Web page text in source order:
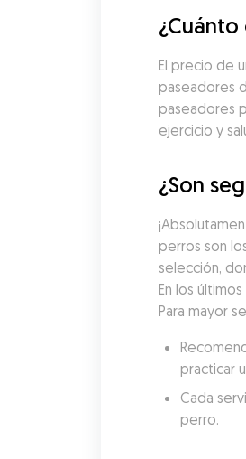
El precio de
paseadores
paseadores
ejercicio y
¿Son
perros son
selección,
En los
Para mayor
practicar
Cada
perro.